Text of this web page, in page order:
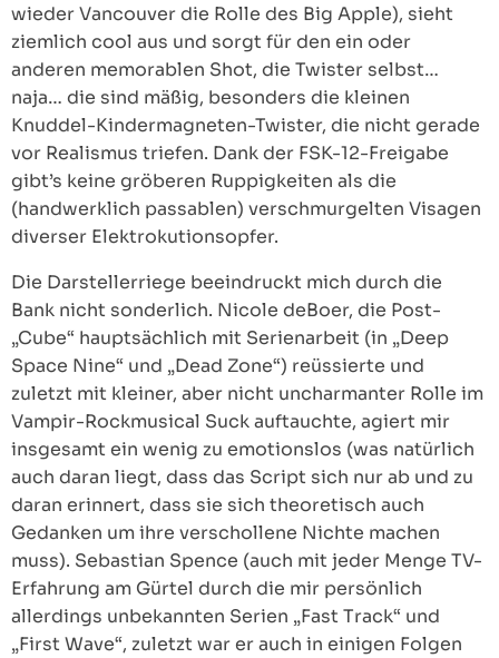
wieder Vancouver die Rolle des Big Apple), sieht
ziemlich cool aus und sorgt für den ein oder
anderen memorablen Shot, die Twister selbst…
naja… die sind mäßig, besonders die kleinen
Knuddel-Kindermagneten-Twister, die nicht gerade
vor Realismus triefen. Dank der FSK-12-Freigabe
gibt’s keine gröberen Ruppigkeiten als die
(handwerklich passablen) verschmurgelten Visagen
diverser Elektrokutionsopfer.
Die Darstellerriege beeindruckt mich durch die
Bank nicht sonderlich. Nicole deBoer, die Post-
„Cube“ hauptsächlich mit Serienarbeit (in „Deep
Space Nine“ und „Dead Zone“) reüssierte und
zuletzt mit kleiner, aber nicht uncharmanter Rolle im
Vampir-Rockmusical Suck auftauchte, agiert mir
insgesamt ein wenig zu emotionslos (was natürlich
auch daran liegt, dass das Script sich nur ab und zu
daran erinnert, dass sie sich theoretisch auch
Gedanken um ihre verschollene Nichte machen
muss). Sebastian Spence (auch mit jeder Menge TV-
Erfahrung am Gürtel durch die mir persönlich
allerdings unbekannten Serien „Fast Track“ und
„First Wave“, zuletzt war er auch in einigen Folgen